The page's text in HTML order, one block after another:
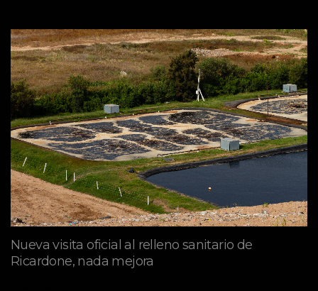
Nueva visita oficial al relleno sanitario de
Ricardone, nada mejora